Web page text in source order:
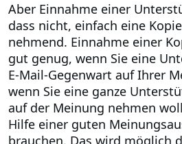
Aber Einnahme einer
dass nicht, einfach eine
nehmend. Einnahme einer
gut genug, wenn Sie eine
E-Mail-Gegenwart auf Ihrer
wenn Sie eine ganze
auf der Meinung nehmen
Hilfe einer guten
brauchen. Das wird möglich